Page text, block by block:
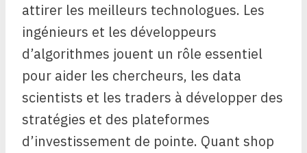
attirer les meilleurs technologues. Les
ingénieurs et les développeurs
d’algorithmes jouent un rôle essentiel
pour aider les chercheurs, les data
scientists et les traders à développer des
stratégies et des plateformes
d’investissement de pointe. Quant shop